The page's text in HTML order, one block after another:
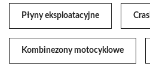
Płyny eksploatacyjne
Kombinezony motocyklowe